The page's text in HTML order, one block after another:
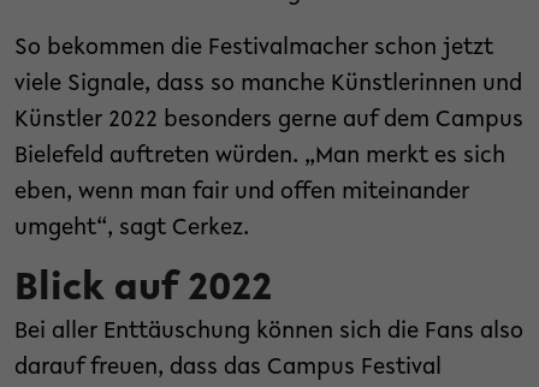
So bekommen die Festivalmacher schon jetzt
viele Signale, dass so manche Künstlerinnen und
Künstler 2022 besonders gerne auf dem Campus
Bielefeld auftreten würden. „Man merkt es sich
eben, wenn man fair und offen miteinander
umgeht“, sagt Cerkez.
Blick auf 2022
Bei aller Enttäuschung können sich die Fans also
darauf freuen, dass das Campus Festival